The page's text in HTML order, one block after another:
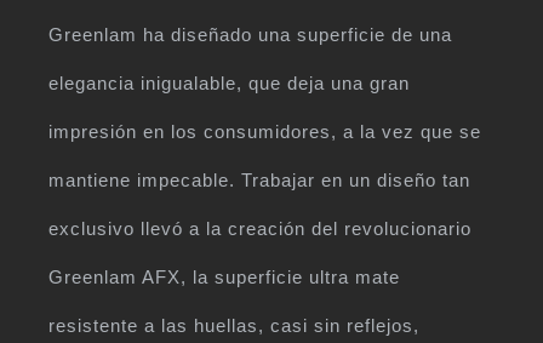
Greenlam ha diseñado una superficie de una
elegancia inigualable, que deja una gran
impresión en los consumidores, a la vez que se
mantiene impecable. Trabajar en un diseño tan
exclusivo llevó a la creación del revolucionario
Greenlam AFX, la superficie ultra mate
resistente a las huellas, casi sin reflejos,